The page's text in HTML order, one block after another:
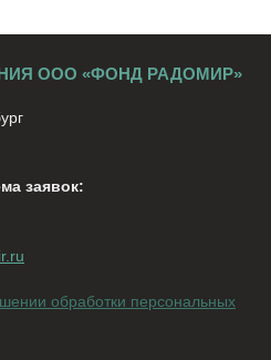
ООО «ФОНД РАДОМИР»
заявок:
обработки персональных